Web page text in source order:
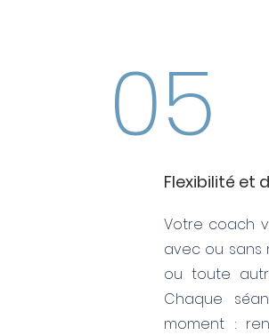
05
Flexibilité et
Votre coach
avec ou sans
ou toute
Chaque
moment :